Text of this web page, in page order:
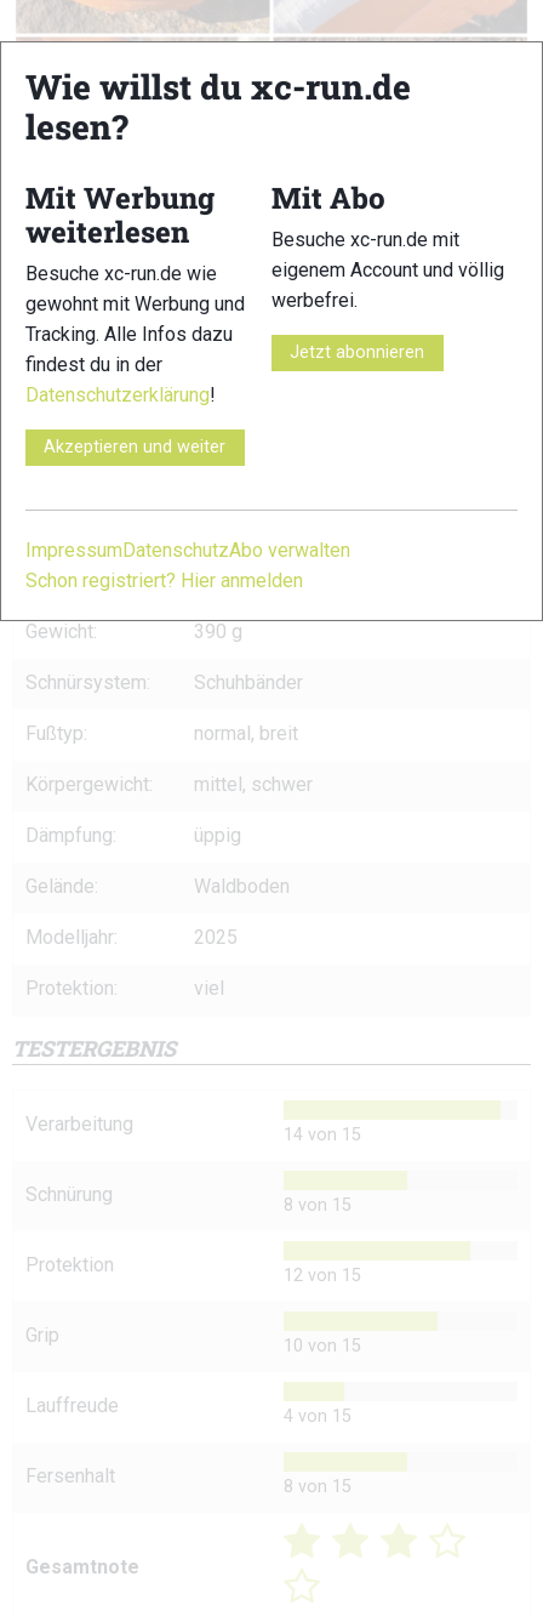
Joe Nimble Explore Addict © xc-run.de
TECHNISCHE DATEN
Hersteller: Joe Nimble
Sprengung: 0 mm
Gewicht: 390 g
Schnürsystem: Schuhbänder
Fußtyp: normal, breit
Körpergewicht: mittel, schwer
Dämpfung: üppig
Gelände: Waldboden
Modelljahr: 2025
Protektion: viel
TESTERGEBNIS
Verarbeitung 14 von 15
Schnürung 8 von 15
Protektion 12 von 15
Grip 10 von 15
Lauffreude 4 von 15
Fersenhalt 8 von 15
Gesamtnote
Wie willst du xc-run.de
lesen?
Mit Werbung
weiterlesen
Besuche xc-run.de wie
gewohnt mit Werbung und
Tracking. Alle Infos dazu
findest du in der
Datenschutzerklärung!
Akzeptieren und weiter
Mit Abo
Besuche xc-run.de mit
eigenem Account und völlig
werbefrei.
Jetzt abonnieren
Impressum DatenschutzAbo verwalten
Schon registriert? Hier anmelden